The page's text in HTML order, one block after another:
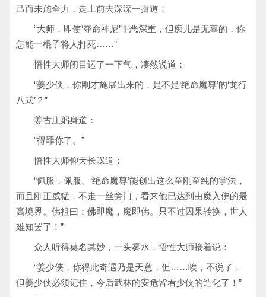
己而未施全力，走上前去深深一揖道：
“大师，即使‘夺命神尼’罪恶深重，但痴儿是无辜的，你
怎能一棍子将人打死……”
悟性大师闭目运了一下气，凄然说道：
“姜少侠，你刚才施展出来的，是不是‘绝命魔尊’的‘龙行
八式’？”
姜古庄躬身道：
“得罪你了。”
悟性大师仰天长叹道：
“佩服，佩服。‘绝命魔尊’能创出这么至刚至纯的掌法，
而且刚正威猛，不走一丝旁门，看来他已达到由魔入佛的最
高境界。佛祖曰：佛即魔，魔即佛。只不过因果转换，世人
难知罢了！”
众人听得莫名其妙，一头雾水，悟性大师接着说：
“姜少侠，你得此奇遇乃是天意，但……唉，不说了，
但姜少侠必须记住，今后武林的安危皆看少侠的造化了！”